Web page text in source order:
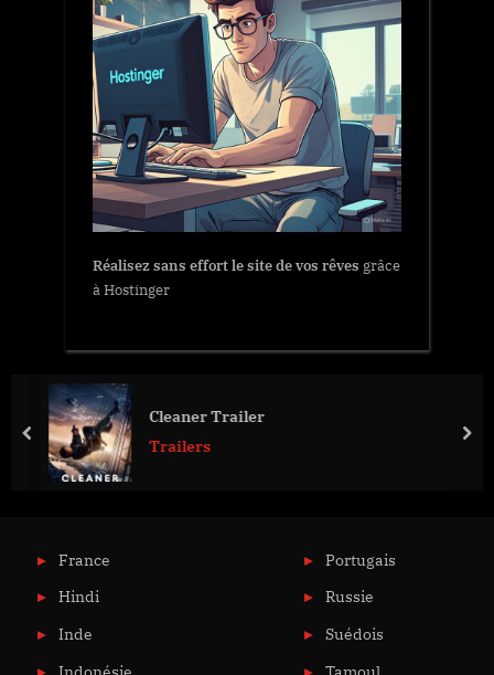
Réalisez sans effort le site de vos rêves grâce
à Hostinger
Cleaner Trailer
Trailers
prev
France
Hindi
Inde
Portugais
Russie
Suédois